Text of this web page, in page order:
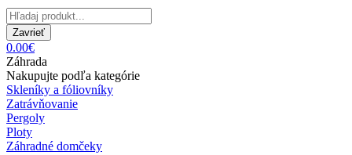
Zavrieť
0.00€
Záhrada
Nakupujte podľa kategórie
Skleníky a fóliovníky
Zatrávňovanie
Pergoly
Ploty
Záhradné domčeky